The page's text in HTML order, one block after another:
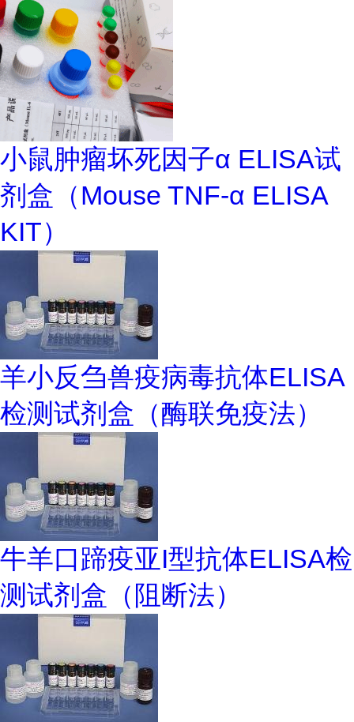
小鼠肿瘤坏死因子α ELISA试
剂盒（Mouse TNF-α ELISA
KIT）
羊小反刍兽疫病毒抗体ELISA
检测试剂盒（酶联免疫法）
牛羊口蹄疫亚I型抗体ELISA检
测试剂盒（阻断法）